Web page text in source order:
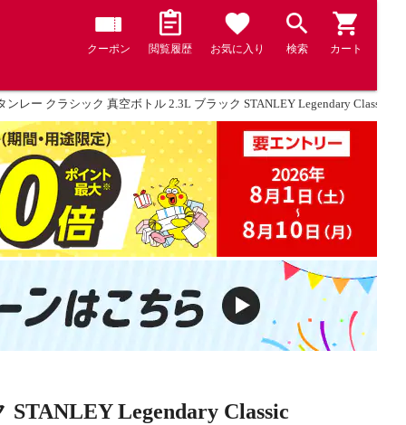
クーポン 閲覧履歴 お気に入り 検索 カート
ンレー クラシック 真空ボトル 2.3L ブラック STANLEY Legendary Classic
Legendary Classic